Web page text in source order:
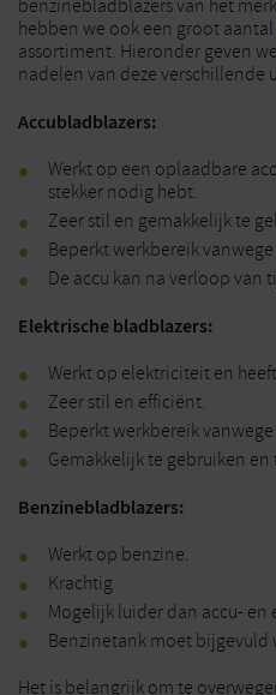
benzinebladblazers van het
hebben we ook een groot aantal
assortiment. Hieronder geven
nadelen van deze verschillende
Accubladblazers:
Werkt op een oplaadbare
stekker nodig hebt.
Zeer stil en gemakkelijk te
Beperkt werkbereik
De accu kan na verloop
Elektrische bladblazers:
Werkt op elektriciteit en
Zeer stil en efficiënt.
Beperkt werkbereik vanwege
Gemakkelijk te gebruiken
Benzinebladblazers:
Werkt op benzine.
Krachtig
Mogelijk luider dan accu- en
Benzinetank moet bijgevuld
Het is belangrijk om te